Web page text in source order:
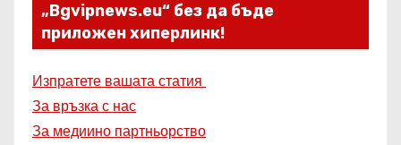
„Bgvipnews.eu“ без да бъде
приложен хиперлинк!
Изпратете вашата статия
За връзка с нас
За медиино партньорство